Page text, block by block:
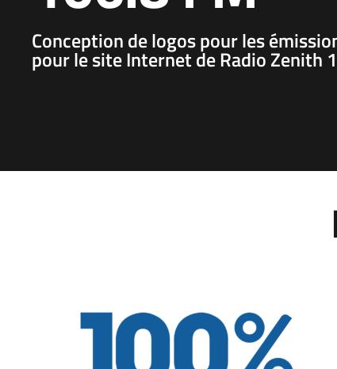
Conception de logos pour les
pour le site Internet de Radio Zenith